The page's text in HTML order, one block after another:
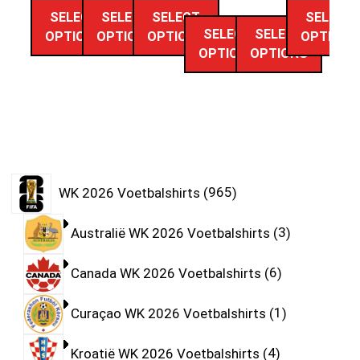
SELECT
OPTIONS
SELECT
OPTIONS
SELECT
OPTIONSSELECT
OPTIONS
SELECT
OPTIONS
SELECT
OPTIONS
WK 2026 Voetbalshirts 965
Australië WK 2026 Voetbalshirts 3
Canada WK 2026 Voetbalshirts 6
Curaçao WK 2026 Voetbalshirts 1
Kroatië WK 2026 Voetbalshirts 4